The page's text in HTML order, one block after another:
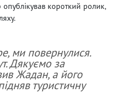
опублікував короткий ролик,
ми повернулися.
Дякуємо за
Жадан, а його
туристичну